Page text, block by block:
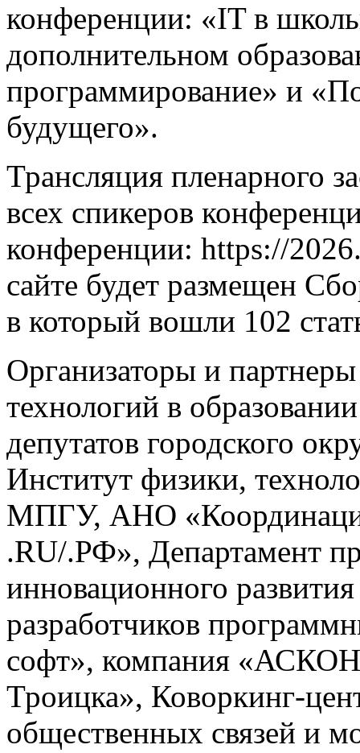
конференции: «IT в
дополнительном
программирование» и
будущего».
Трансляция пленарного
всех спикеров
конференции: https://
сайте будет размещен
в который вошли 102
Организаторы и
технологий в
депутатов городского
Институт физики,
МПГУ, АНО
.RU/.РФ», Департамент
инновационного
разработчиков
софт», компания
Троицка», Коворкинг-
общественных связей и